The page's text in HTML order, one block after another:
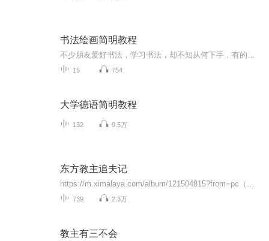
书法绘画简明教程
15 754
大学德语简明教程
132 9.5万
东方教主追夫记
739 2.3万
教主有三不会